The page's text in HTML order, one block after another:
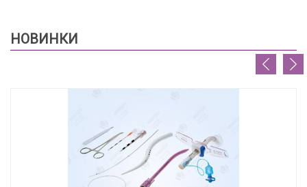
НОВИНКИ